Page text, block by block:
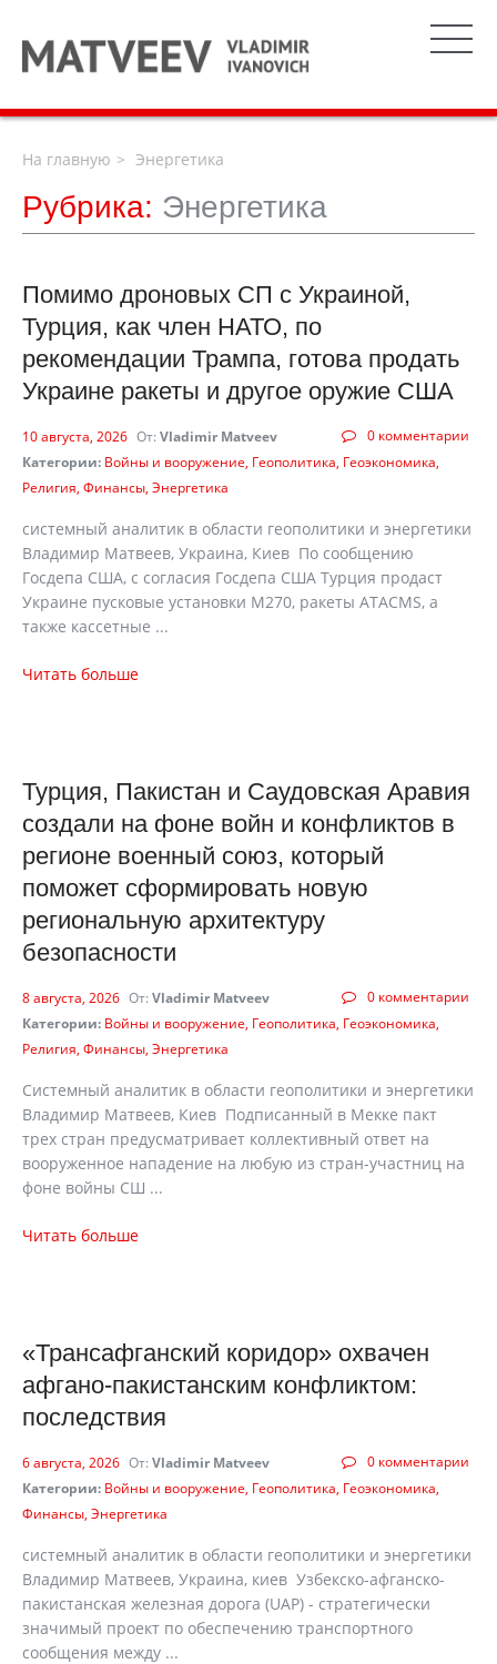
На главную Энергетика
Рубрика: Энергетика
Помимо дроновых СП с Украиной,
Турция, как член НАТО, по
рекомендации Трампа, готова продать
Украине ракеты и другое оружие США
0 комментарии
10 августа, 2026 От: Vladimir Matveev
Категории: Войны и вооружение Геополитика Геоэкономика
Религия Финансы Энергетика
cистемный аналитик в области геополитики и энергетики
Владимир Матвеев, Украина, Киев По сообщению
Госдепа США, с согласия Госдепа США Турция продаст
Украине пусковые установки M270, ракеты ATACMS, а
также кассетные ...
Читать больше
Турция, Пакистан и Саудовская Аравия
создали на фоне войн и конфликтов в
регионе военный союз, который
поможет сформировать новую
региональную архитектуру
безопасности
0 комментарии
8 августа, 2026 От: Vladimir Matveev
Категории: Войны и вооружение Геополитика Геоэкономика
Религия Финансы Энергетика
Системный аналитик в области геополитики и энергетики
Владимир Матвеев, Киев Подписанный в Мекке пакт
трех стран предусматривает коллективный ответ на
вооруженное нападение на любую из стран-участниц на
фоне войны СШ ...
Читать больше
«Трансафганский коридор» охвачен
афгано-пакистанским конфликтом:
последствия
0 комментарии
6 августа, 2026 От: Vladimir Matveev
Категории: Войны и вооружение Геополитика Геоэкономика
Финансы Энергетика
cистемный аналитик в области геополитики и энергетики
Владимир Матвеев, Украина, киев Узбекско-афганско-
пакистанская железная дорога (UAP) - стратегически
значимый проект по обеспечению транспортного
сообщения между ...